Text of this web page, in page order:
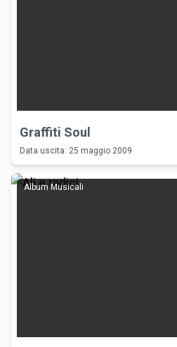
Graffiti Soul
Data uscita: 25 maggio 2009
Album Musicali